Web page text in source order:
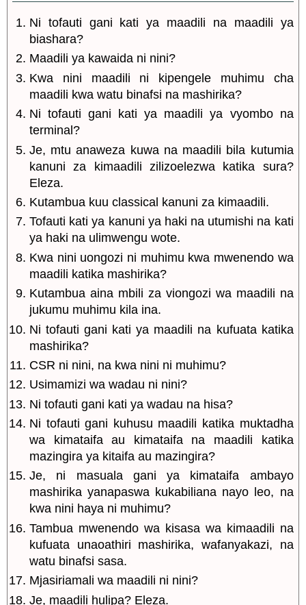
Ni tofauti gani kati ya maadili na maadili ya
biashara?
Maadili ya kawaida ni nini?
Kwa nini maadili ni kipengele muhimu cha
maadili kwa watu binafsi na mashirika?
Ni tofauti gani kati ya maadili ya vyombo na
terminal?
Je, mtu anaweza kuwa na maadili bila kutumia
kanuni za kimaadili zilizoelezwa katika sura?
Eleza.
Kutambua kuu classical kanuni za kimaadili.
Tofauti kati ya kanuni ya haki na utumishi na kati
ya haki na ulimwengu wote.
Kwa nini uongozi ni muhimu kwa mwenendo wa
maadili katika mashirika?
Kutambua aina mbili za viongozi wa maadili na
jukumu muhimu kila ina.
Ni tofauti gani kati ya maadili na kufuata katika
mashirika?
CSR ni nini, na kwa nini ni muhimu?
Usimamizi wa wadau ni nini?
Ni tofauti gani kati ya wadau na hisa?
Ni tofauti gani kuhusu maadili katika muktadha
wa kimataifa au kimataifa na maadili katika
mazingira ya kitaifa au mazingira?
Je, ni masuala gani ya kimataifa ambayo
mashirika yanapaswa kukabiliana nayo leo, na
kwa nini haya ni muhimu?
Tambua mwenendo wa kisasa wa kimaadili na
kufuata unaoathiri mashirika, wafanyakazi, na
watu binafsi sasa.
Mjasiriamali wa maadili ni nini?
Je, maadili hulipa? Eleza.